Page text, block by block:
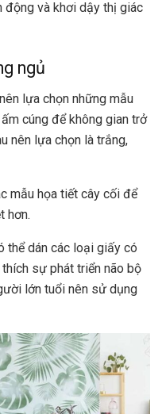
động và khơi dậy thị giác
ngủ
lựa chọn những mẫu
cúng để không gian trở
nên lựa chọn là trắng,
mẫu họa tiết cây cối để
hơn.
thể dán các loại giấy có
sự phát triển não bộ
lớn tuổi nên sử dụng